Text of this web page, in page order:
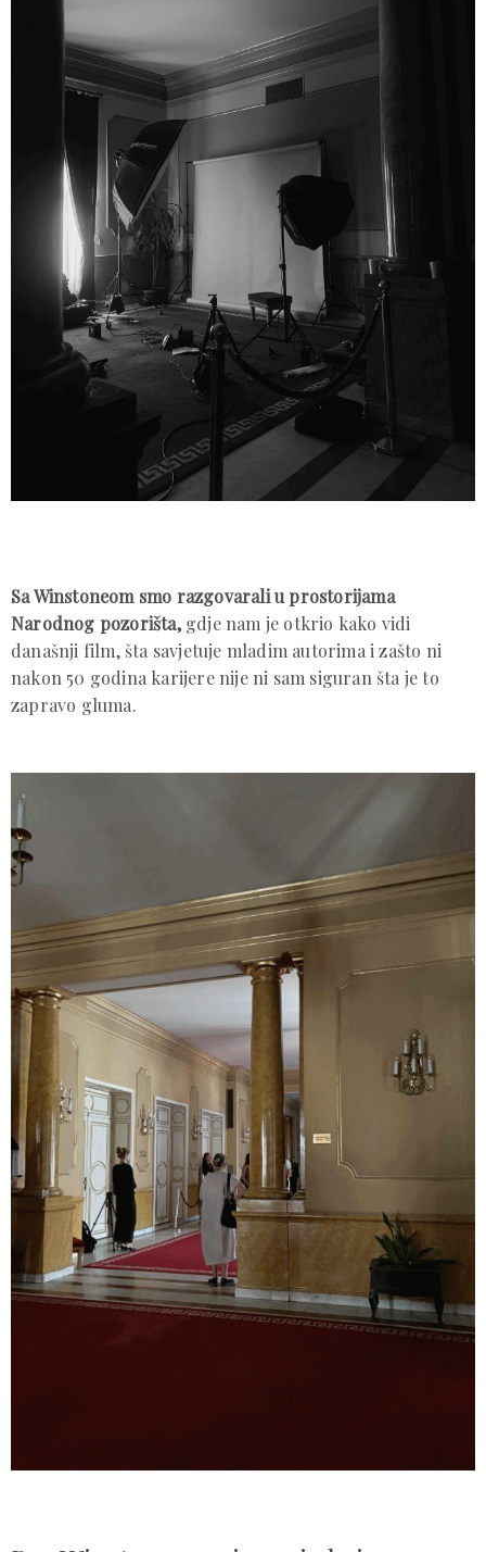
Sa Winstoneom smo razgovarali u prostorijama
Narodnog pozorišta,gdje nam je otkrio kako vidi
današnji film, šta savjetuje mladim autorima i zašto ni
nakon 50 godina karijere nije ni sam siguran šta je to
zapravo gluma.